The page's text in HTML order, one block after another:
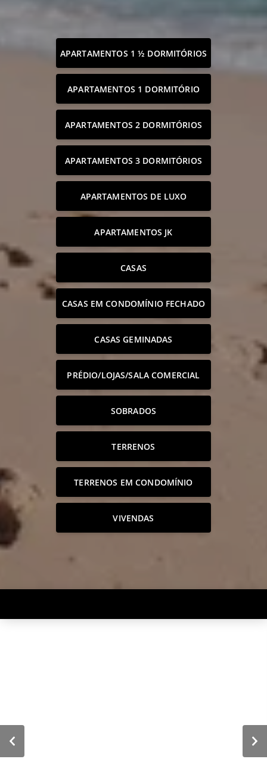
APARTAMENTOS 1 ½ DORMITÓRIOS
APARTAMENTOS 1 DORMITÓRIO
APARTAMENTOS 2 DORMITÓRIOS
APARTAMENTOS 3 DORMITÓRIOS
APARTAMENTOS DE LUXO
APARTAMENTOS JK
CASAS
CASAS EM CONDOMÍNIO FECHADO
CASAS GEMINADAS
PRÉDIO/LOJAS/SALA COMERCIAL
SOBRADOS
TERRENOS
TERRENOS EM CONDOMÍNIO
VIVENDAS